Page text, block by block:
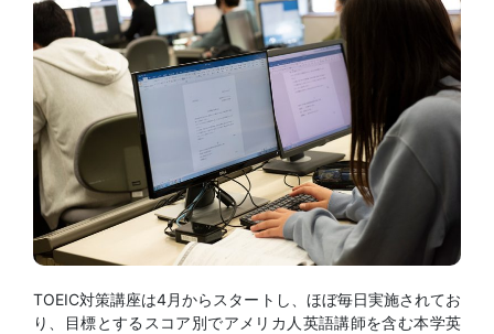
TOEIC対策講座は4月からスタートし、ほぼ毎日実施されてお
り、目標とするスコア別でアメリカ人英語講師を含む本学英